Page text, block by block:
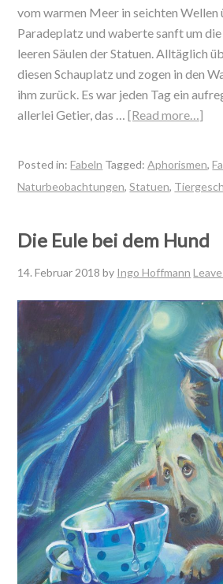
vom warmen Meer in seichten Wellen
Paradeplatz und waberte sanft um die
leeren Säulen der Statuen. Alltäglich
diesen Schauplatz und zogen in den
ihm zurück. Es war jeden Tag ein
allerlei Getier, das …[Read more…]
Posted in:Fabeln Tagged:Aphorismen,
Naturbeobachtungen,Statuen,
Die Eule bei dem Hund
14. Februar 2018 by Ingo Hoffmann